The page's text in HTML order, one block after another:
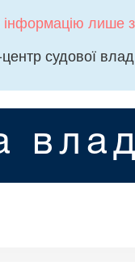
лише
судової